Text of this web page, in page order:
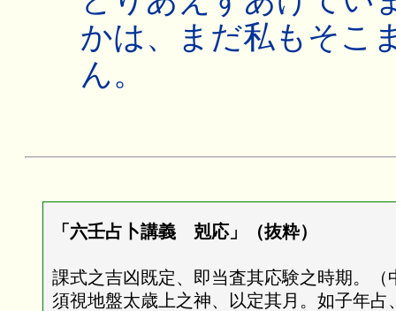
かは、まだ私もそこ
ん。
「六壬占卜講義 剋応」（抜粋）
課式之吉凶既定、即当査其応験之時期。（
須視地盤太歳上之神、以定其月。如子年占